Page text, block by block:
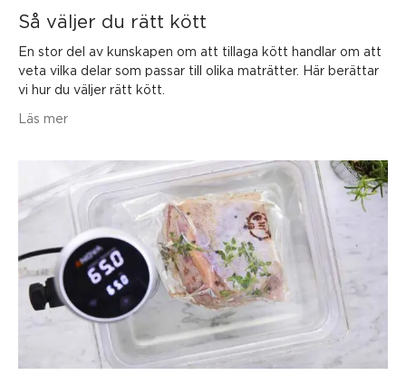
Så väljer du rätt kött
En stor del av kunskapen om att tillaga kött handlar om att
veta vilka delar som passar till olika maträtter. Här berättar
vi hur du väljer rätt kött.
Läs mer